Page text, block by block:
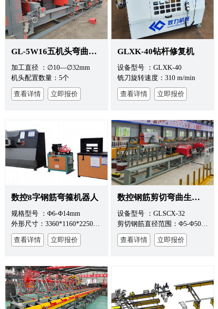
GL-5W16五机头弯曲中心
加工直径 ：∅10—∅32mm
机头配置数量：5个
查看详情 立即报价
GLXK-40钻杆修复机
设备型号 ：GLXK-40
铣刀旋转速度：310 m/min
查看详情 立即报价
数控8字钢筋弯箍机器人
规格型号 ：Φ6-Φ14mm
外形尺寸：3360*1160*2250mm
查看详情 立即报价
数控钢筋剪切弯曲生产线
设备型号 ：GLSCX-32
剪切钢筋直径范围：Φ5-Φ50mm
查看详情 立即报价